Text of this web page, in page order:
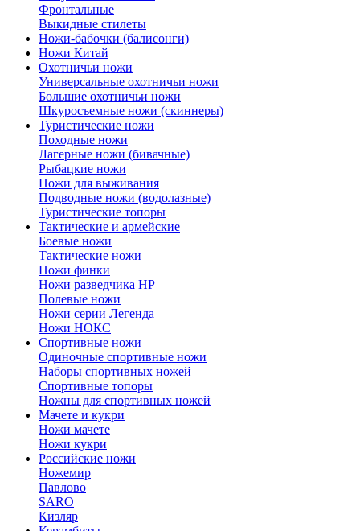
Фронтальные
Выкидные стилеты
Ножи-бабочки (балисонги)
Ножи Китай
Охотничьи ножи
Универсальные охотничьи ножи
Большие охотничьи ножи
Шкуросъемные ножи (скиннеры)
Туристические ножи
Походные ножи
Лагерные ножи (бивачные)
Рыбацкие ножи
Ножи для выживания
Подводные ножи (водолазные)
Туристические топоры
Тактические и армейские
Боевые ножи
Тактические ножи
Ножи финки
Ножи разведчика НР
Полевые ножи
Ножи серии Легенда
Ножи НОКС
Спортивные ножи
Одиночные спортивные ножи
Наборы спортивных ножей
Спортивные топоры
Ножны для спортивных ножей
Мачете и кукри
Ножи мачете
Ножи кукри
Российские ножи
Ножемир
Павлово
SARO
Кизляр